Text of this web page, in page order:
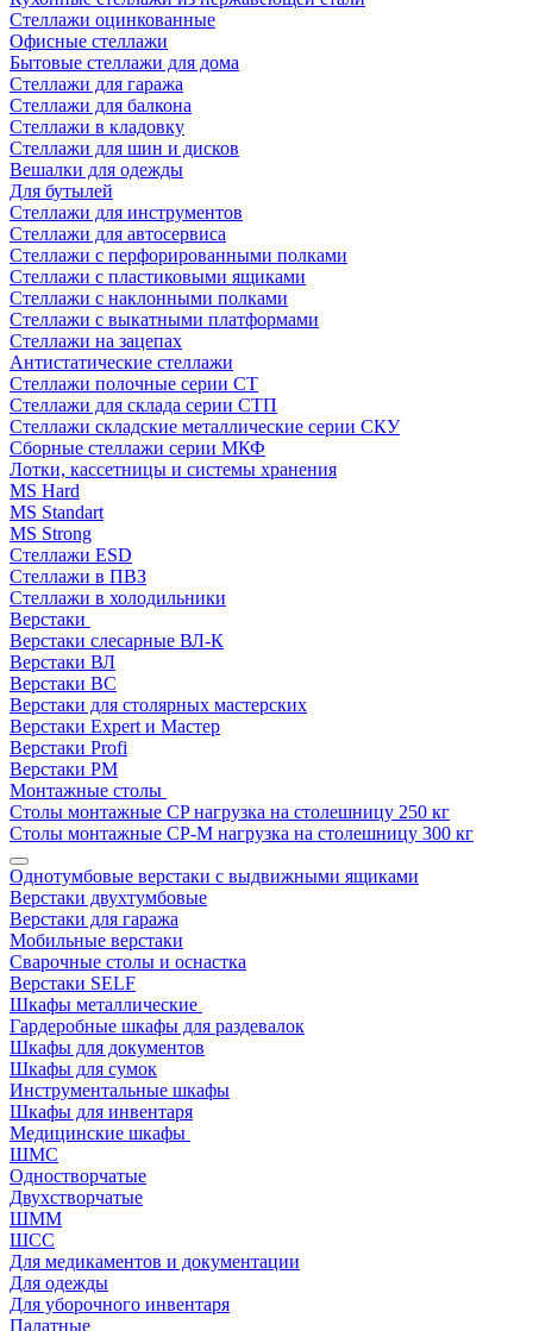
Стеллажи оцинкованные
Офисные стеллажи
Бытовые стеллажи для дома
Стеллажи для гаража
Стеллажи для балкона
Стеллажи в кладовку
Стеллажи для шин и дисков
Вешалки для одежды
Для бутылей
Стеллажи для инструментов
Стеллажи для автосервиса
Стеллажи с перфорированными полками
Стеллажи с пластиковыми ящиками
Стеллажи с наклонными полками
Стеллажи с выкатными платформами
Стеллажи на зацепах
Антистатические стеллажи
Стеллажи полочные серии СТ
Стеллажи для склада серии СТП
Стеллажи складские металлические серии СКУ
Сборные стеллажи серии МКФ
Лотки, кассетницы и системы хранения
MS Hard
MS Standart
MS Strong
Стеллажи ESD
Стеллажи в ПВЗ
Стеллажи в холодильники
Верстаки
Верстаки слесарные ВЛ-К
Верстаки ВЛ
Верстаки ВС
Верстаки для столярных мастерских
Верстаки Expert и Мастер
Верстаки Profi
Верстаки РМ
Монтажные столы
Столы монтажные СP нагрузка на столешницу 250 кг
Столы монтажные СР-М нагрузка на столешницу 300 кг
Однотумбовые верстаки с выдвижными ящиками
Верстаки двухтумбовые
Верстаки для гаража
Мобильные верстаки
Сварочные столы и оснастка
Верстаки SELF
Шкафы металлические
Гардеробные шкафы для раздевалок
Шкафы для документов
Шкафы для сумок
Инструментальные шкафы
Шкафы для инвентаря
Медицинские шкафы
ШМС
Одностворчатые
Двухстворчатые
ШММ
ШСС
Для медикаментов и документации
Для одежды
Для уборочного инвентаря
Палатные